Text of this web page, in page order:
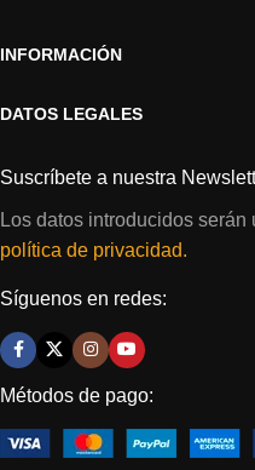
INFORMACIÓN
DATOS LEGALES
Suscríbete a nuestra
Los datos introducidos
política de privacidad.
Síguenos en redes:
Métodos de pago: